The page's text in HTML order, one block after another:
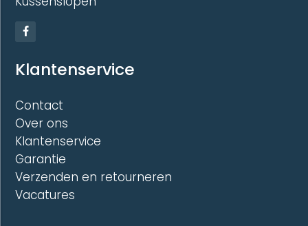
Klantenservice
Contact
Over ons
Klantenservice
Garantie
Verzenden en retourneren
Vacatures